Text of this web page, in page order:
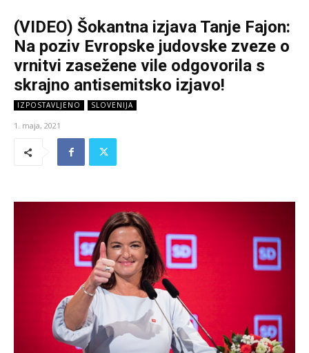
(VIDEO) Šokantna izjava Tanje Fajon:
Na poziv Evropske judovske zveze o
vrnitvi zasežene vile odgovorila s
skrajno antisemitsko izjavo!
IZPOSTAVLJENO SLOVENIJA
1. maja, 2021